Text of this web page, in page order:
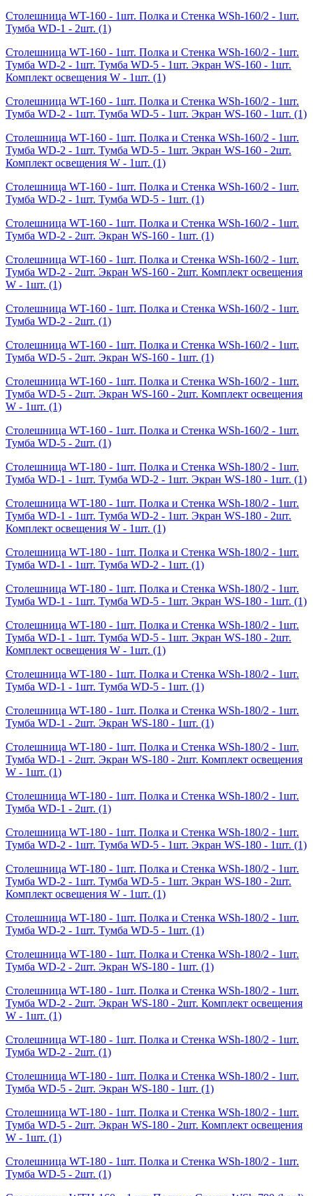
Столешница WT-160 - 1шт. Полка и Стенка WSh-160/2 - 1шт.
Тумба WD-1 - 2шт. (1)
Столешница WT-160 - 1шт. Полка и Стенка WSh-160/2 - 1шт.
Тумба WD-2 - 1шт. Тумба WD-5 - 1шт. Экран WS-160 - 1шт.
Комплект освещения W - 1шт. (1)
Столешница WT-160 - 1шт. Полка и Стенка WSh-160/2 - 1шт.
Тумба WD-2 - 1шт. Тумба WD-5 - 1шт. Экран WS-160 - 1шт. (1)
Столешница WT-160 - 1шт. Полка и Стенка WSh-160/2 - 1шт.
Тумба WD-2 - 1шт. Тумба WD-5 - 1шт. Экран WS-160 - 2шт.
Комплект освещения W - 1шт. (1)
Столешница WT-160 - 1шт. Полка и Стенка WSh-160/2 - 1шт.
Тумба WD-2 - 1шт. Тумба WD-5 - 1шт. (1)
Столешница WT-160 - 1шт. Полка и Стенка WSh-160/2 - 1шт.
Тумба WD-2 - 2шт. Экран WS-160 - 1шт. (1)
Столешница WT-160 - 1шт. Полка и Стенка WSh-160/2 - 1шт.
Тумба WD-2 - 2шт. Экран WS-160 - 2шт. Комплект освещения
W - 1шт. (1)
Столешница WT-160 - 1шт. Полка и Стенка WSh-160/2 - 1шт.
Тумба WD-2 - 2шт. (1)
Столешница WT-160 - 1шт. Полка и Стенка WSh-160/2 - 1шт.
Тумба WD-5 - 2шт. Экран WS-160 - 1шт. (1)
Столешница WT-160 - 1шт. Полка и Стенка WSh-160/2 - 1шт.
Тумба WD-5 - 2шт. Экран WS-160 - 2шт. Комплект освещения
W - 1шт. (1)
Столешница WT-160 - 1шт. Полка и Стенка WSh-160/2 - 1шт.
Тумба WD-5 - 2шт. (1)
Столешница WT-180 - 1шт. Полка и Стенка WSh-180/2 - 1шт.
Тумба WD-1 - 1шт. Тумба WD-2 - 1шт. Экран WS-180 - 1шт. (1)
Столешница WT-180 - 1шт. Полка и Стенка WSh-180/2 - 1шт.
Тумба WD-1 - 1шт. Тумба WD-2 - 1шт. Экран WS-180 - 2шт.
Комплект освещения W - 1шт. (1)
Столешница WT-180 - 1шт. Полка и Стенка WSh-180/2 - 1шт.
Тумба WD-1 - 1шт. Тумба WD-2 - 1шт. (1)
Столешница WT-180 - 1шт. Полка и Стенка WSh-180/2 - 1шт.
Тумба WD-1 - 1шт. Тумба WD-5 - 1шт. Экран WS-180 - 1шт. (1)
Столешница WT-180 - 1шт. Полка и Стенка WSh-180/2 - 1шт.
Тумба WD-1 - 1шт. Тумба WD-5 - 1шт. Экран WS-180 - 2шт.
Комплект освещения W - 1шт. (1)
Столешница WT-180 - 1шт. Полка и Стенка WSh-180/2 - 1шт.
Тумба WD-1 - 1шт. Тумба WD-5 - 1шт. (1)
Столешница WT-180 - 1шт. Полка и Стенка WSh-180/2 - 1шт.
Тумба WD-1 - 2шт. Экран WS-180 - 1шт. (1)
Столешница WT-180 - 1шт. Полка и Стенка WSh-180/2 - 1шт.
Тумба WD-1 - 2шт. Экран WS-180 - 2шт. Комплект освещения
W - 1шт. (1)
Столешница WT-180 - 1шт. Полка и Стенка WSh-180/2 - 1шт.
Тумба WD-1 - 2шт. (1)
Столешница WT-180 - 1шт. Полка и Стенка WSh-180/2 - 1шт.
Тумба WD-2 - 1шт. Тумба WD-5 - 1шт. Экран WS-180 - 1шт. (1)
Столешница WT-180 - 1шт. Полка и Стенка WSh-180/2 - 1шт.
Тумба WD-2 - 1шт. Тумба WD-5 - 1шт. Экран WS-180 - 2шт.
Комплект освещения W - 1шт. (1)
Столешница WT-180 - 1шт. Полка и Стенка WSh-180/2 - 1шт.
Тумба WD-2 - 1шт. Тумба WD-5 - 1шт. (1)
Столешница WT-180 - 1шт. Полка и Стенка WSh-180/2 - 1шт.
Тумба WD-2 - 2шт. Экран WS-180 - 1шт. (1)
Столешница WT-180 - 1шт. Полка и Стенка WSh-180/2 - 1шт.
Тумба WD-2 - 2шт. Экран WS-180 - 2шт. Комплект освещения
W - 1шт. (1)
Столешница WT-180 - 1шт. Полка и Стенка WSh-180/2 - 1шт.
Тумба WD-2 - 2шт. (1)
Столешница WT-180 - 1шт. Полка и Стенка WSh-180/2 - 1шт.
Тумба WD-5 - 2шт. Экран WS-180 - 1шт. (1)
Столешница WT-180 - 1шт. Полка и Стенка WSh-180/2 - 1шт.
Тумба WD-5 - 2шт. Экран WS-180 - 2шт. Комплект освещения
W - 1шт. (1)
Столешница WT-180 - 1шт. Полка и Стенка WSh-180/2 - 1шт.
Тумба WD-5 - 2шт. (1)